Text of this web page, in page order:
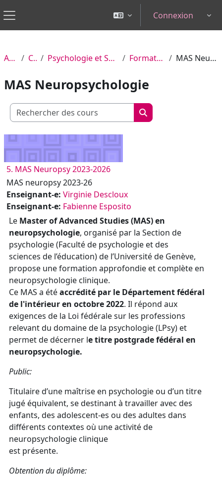
Panneau latéral
Connexion
Accueil Cours Psychologie et Sciences de l'Éducation Formation Continue MAS Neuropsychologie
MAS Neuropsychologie
Rechercher des cours
Rechercher des
5. MAS Neuropsy 2023-2026
MAS neuropsy 2023-26
Enseignant-e: Virginie Descloux
Enseignant-e: Fabienne Esposito
Le Master of Advanced Studies (MAS) en
neuropsychologie, organisé par la Section de
psychologie (Faculté de psychologie et des
sciences de l’éducation) de l’Université de Genève,
propose une formation approfondie et complète en
neuropsychologie clinique.
Ce MAS a étéaccrédité par le Département fédéral
de l'intérieuren octobre 2022. Il répond aux
exigences de la Loi fédérale sur les professions
relevant du domaine de la psychologie (LPsy) et
permet de décerner le titre postgrade fédéral en
neuropsychologie.
Public:
Titulaire d’une maîtrise en psychologie ou d’un titre
jugé équivalent, se destinant à travailler avec des
enfants, des adolescent-es ou des adultes dans
différents contextes où une activité de
neuropsychologie clinique
est présente.
Obtention du diplôme: